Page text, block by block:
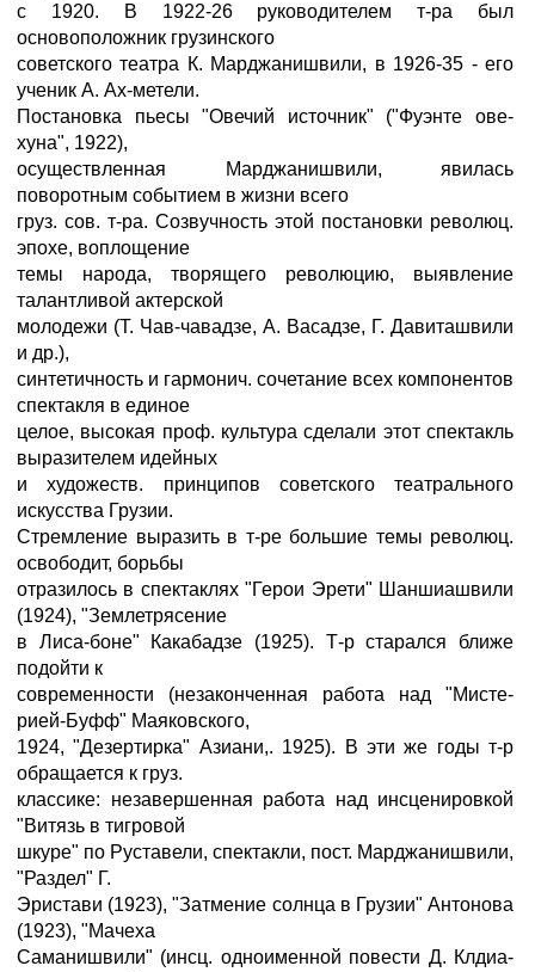
с 1920. В 1922-26 руководителем т-ра был
основоположник грузинского
советского театра К. Марджанишвили, в 1926-35 - его
ученик А. Ах-метели.
Постановка пьесы "Овечий источник" ("Фуэнте ове-
хуна", 1922),
осуществленная Марджанишвили, явилась
поворотным событием в жизни всего
груз. сов. т-ра. Созвучность этой постановки революц.
эпохе, воплощение
темы народа, творящего революцию, выявление
талантливой актерской
молодежи (Т. Чав-чавадзе, А. Васадзе, Г. Давиташвили
и др.),
синтетичность и гармонич. сочетание всех компонентов
спектакля в единое
целое, высокая проф. культура сделали этот спектакль
выразителем идейных
и художеств. принципов советского театрального
искусства Грузии.
Стремление выразить в т-ре большие темы революц.
освободит, борьбы
отразилось в спектаклях "Герои Эрети" Шаншиашвили
(1924), "Землетрясение
в Лиса-боне" Какабадзе (1925). Т-р старался ближе
подойти к
современности (незаконченная работа над "Мисте-
рией-Буфф" Маяковского,
1924, "Дезертирка" Азиани,. 1925). В эти же годы т-р
обращается к груз.
классике: незавершенная работа над инсценировкой
"Витязь в тигровой
шкуре" по Руставели, спектакли, пост. Марджанишвили,
"Раздел" Г.
Эристави (1923), "Затмение солнца в Грузии" Антонова
(1923), "Мачеха
Саманишвили" (инсц. одноименной повести Д. Клдиа-